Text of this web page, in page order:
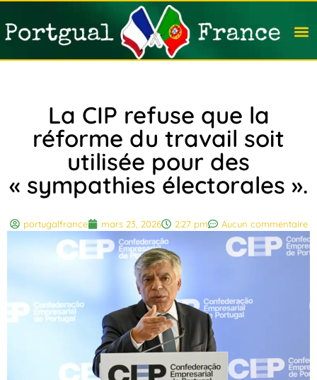
La CIP refuse que la
réforme du travail soit
utilisée pour des
« sympathies électorales ».
portugalfrance mars 23, 2026 2:27 pm Aucun commentaire